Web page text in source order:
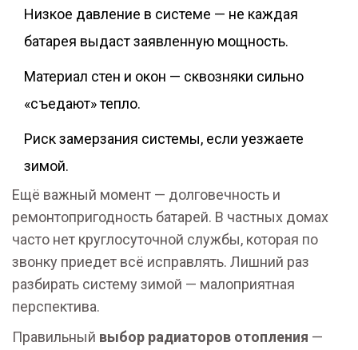
Низкое давление в системе — не каждая
батарея выдаст заявленную мощность.
Материал стен и окон — сквозняки сильно
«съедают» тепло.
Риск замерзания системы, если уезжаете
зимой.
Ещё важный момент — долговечность и
ремонтопригодность батарей. В частных домах
часто нет круглосуточной службы, которая по
звонку приедет всё исправлять. Лишний раз
разбирать систему зимой — малоприятная
перспектива.
Правильный выбор радиаторов отопления —